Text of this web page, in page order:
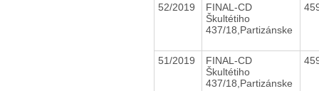
52/2019
FINAL-CD
Škultétiho
437/18,Partizánske
51/2019
FINAL-CD
Škultétiho
437/18,Partizánske